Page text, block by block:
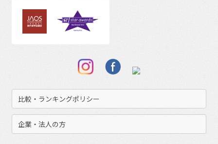
比較・ランキングポリシー
企業・法人の方